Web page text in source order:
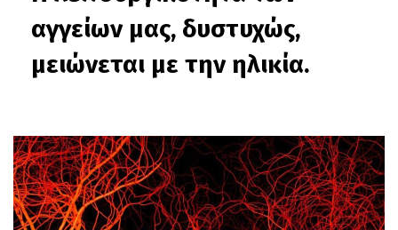
αγγείων μας, δυστυχώς,
μειώνεται με την ηλικία.